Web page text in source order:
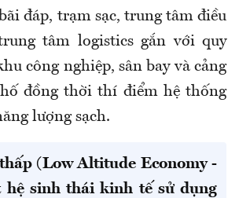
đáp, trạm sạc, trung tâm điều
tâm logistics gắn với quy
công nghiệp, sân bay và cảng
đồng thời thí điểm hệ thống
lượng sạch.
(Low Altitude Economy -
sinh thái kinh tế sử dụng